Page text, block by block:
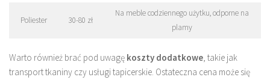
Poliester 30-80 zł
Na meble codziennego użytku, odporne na
plamy
Warto również brać pod uwagę koszty dodatkowe, takie jak
transport tkaniny czy usługi tapicerskie. Ostateczna cena może się